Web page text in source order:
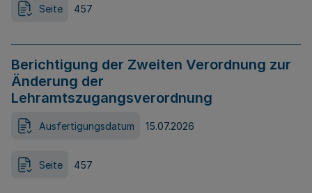
Seite 457
Berichtigung der Zweiten Verordnung zur
Änderung der
Lehramtszugangsverordnung
Ausfertigungsdatum 15.07.2026
Seite 457